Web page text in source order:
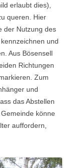
erlaubt dies),
queren. Hier
der Nutzung des
und
Aus Bösensell
Richtungen
Zum
und
das Abstellen
könne
auffordern,